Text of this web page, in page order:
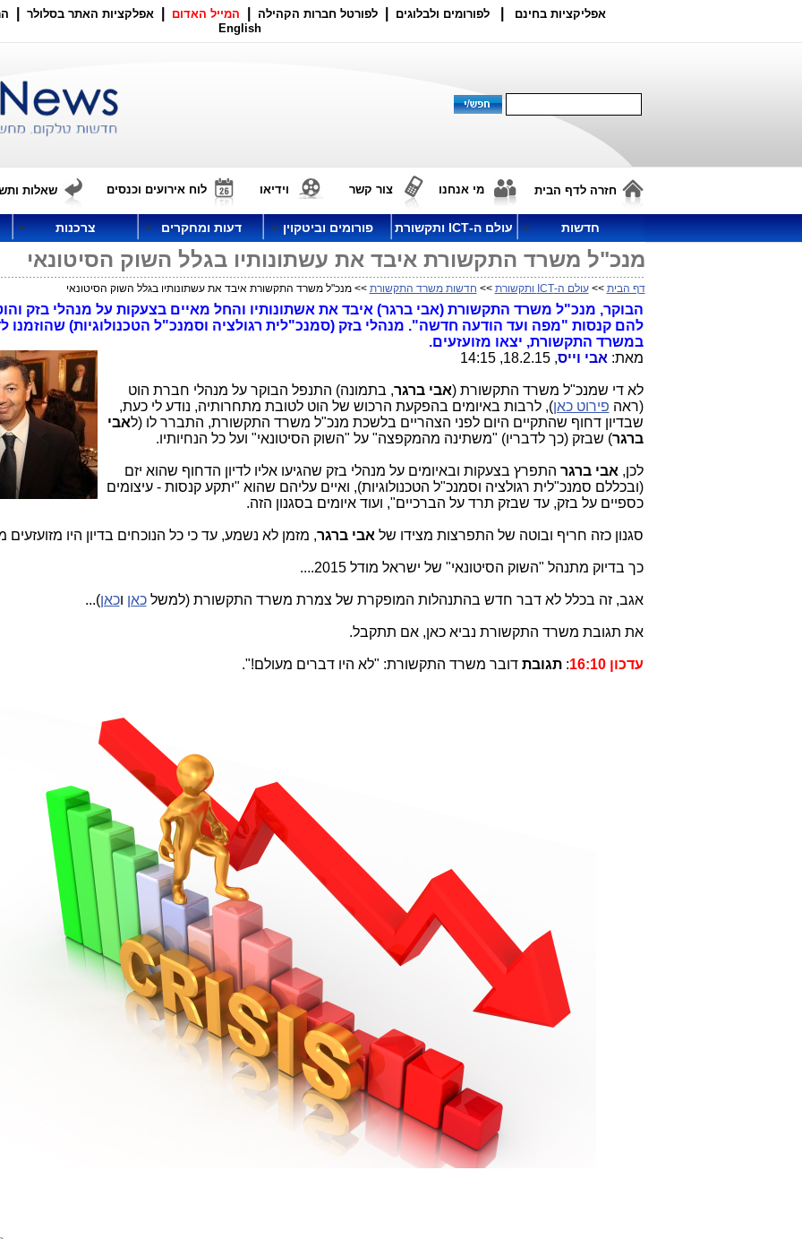
אפליקציות בחינם לפורומים ולבלוגים לפורטל חברות הקהילה המייל האדום אפלקציות האתר בסלולר
English
חזרה לדף הבית מי אנחנו צור קשר וידיאו לוח אירועים וכנסים שאלות
חדשות עולם ה-ICT ותקשורת פורומים וביטקוין דעות ומחקרים צרכנות
מנכ"ל משרד התקשורת איבד את עשתונותיו בגלל השוק הסיטונאי
דף הבית >>עולם ה-ICT ותקשורת >> חדשות משרד התקשורת >> מנכ"ל משרד התקשורת איבד את עשתונותיו בגלל השוק הסיטונאי
הבוקר, מנכ"ל משרד התקשורת (אבי ברגר) איבד את אשתונותיו והחל מאיים בצעקות על מנהלי בזק
להם קנסות "מפה ועד הודעה חדשה". מנהלי בזק (סמנכ"לית רגולציה וסמנכ"ל הטכנולוגיות) שהוזמנו
במשרד התקשורת, יצאו מזועזעים.
מאת: אבי וייס, 18.2.15, 14:15
לא די שמנכ"ל משרד התקשורת (אבי ברגר, בתמונה) התנפל הבוקר על מנהלי חברת הוט
(ראה פירוט כאן), לרבות באיומים בהפקעת הרכוש של הוט לטובת מתחרותיה, נודע לי כעת,
שבדיון דחוף שהתקיים היום לפני הצהריים בלשכת מנכ"ל משרד התקשורת, התברר לו (לאבי
ברגר) שבזק (כך לדבריו) "משתינה מהמקפצה" על "השוק הסיטונאי" ועל כל הנחיותיו.
לכן, אבי ברגר התפרץ בצעקות ובאיומים על מנהלי בזק שהגיעו אליו לדיון הדחוף שהוא יזם
(ובכללם סמנכ"לית רגולציה וסמנכ"ל הטכנולוגיות), ואיים עליהם שהוא "יתקע קנסות - עיצומים
כספיים על בזק, עד שבזק תרד על הברכיים", ועוד איומים בסגנון הזה.
סגנון כזה חריף ובוטה של התפרצות מצידו של אבי ברגר, מזמן לא נשמע, עד כי כל הנוכחים בדיון היו מזועזעים
כך בדיוק מתנהל "השוק הסיטונאי" של ישראל מודל 2015....
אגב, זה בכלל לא דבר חדש בהתנהלות המופקרת של צמרת משרד התקשורת (למשלכאן וכאן)...
את תגובת משרד התקשורת נביא כאן, אם תתקבל.
עדכון 16:10 :תגובתדובר משרד התקשורת: "לא היו דברים מעולם!".